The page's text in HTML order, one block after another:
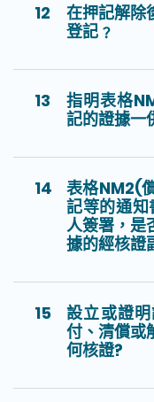
12
在押記解除
登記﹖
13
指明表格
記的證據一
14
表格NM2(
記等的通
人簽署，是
據的經核證
15
設立或證
付、清償或
何核證?